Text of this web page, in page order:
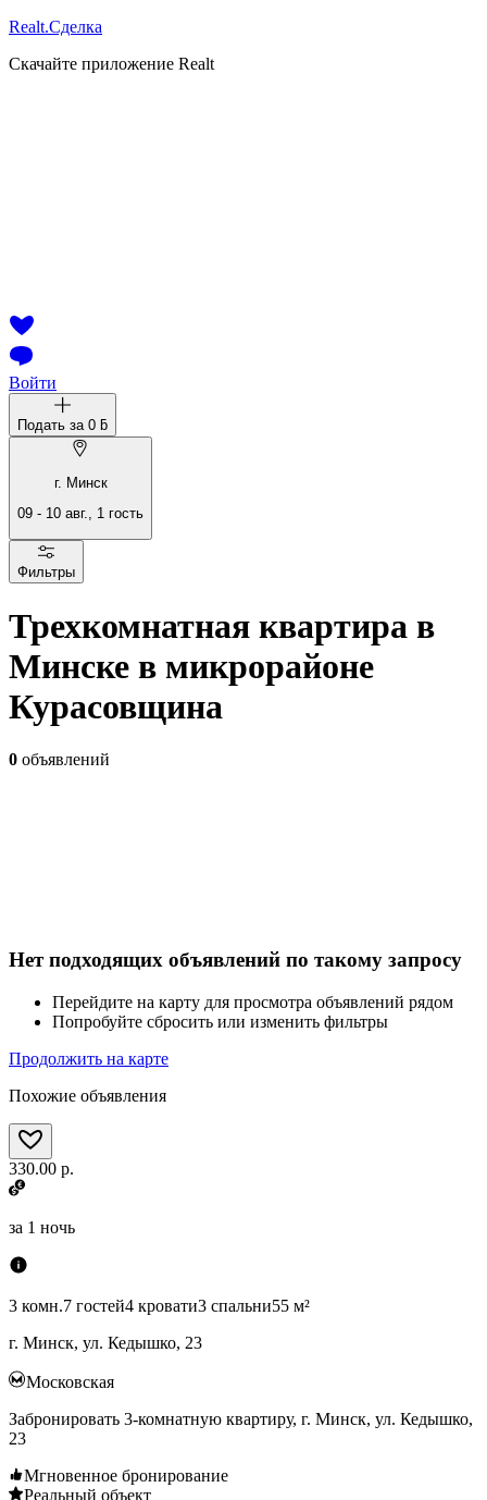
Realt.Сделка
Скачайте приложение Realt
Войти
Подать за 0 ƃ
г. Минск
09 - 10 авг., 1 гость
Фильтры
Трехкомнатная квартира в
Минске в микрорайоне
Курасовщина
0 объявлений
Нет подходящих объявлений по такому запросу
Перейдите на карту для просмотра объявлений рядом
Попробуйте сбросить или изменить фильтры
Продолжить на карте
Похожие объявления
330.00 р.
за 1 ночь
3 комн.7 гостей4 кровати3 спальни55 м²
г. Минск, ул. Кедышко, 23
Московская
Забронировать 3-комнатную квартиру, г. Минск, ул. Кедышко,
23
Мгновенное бронирование
Реальный объект